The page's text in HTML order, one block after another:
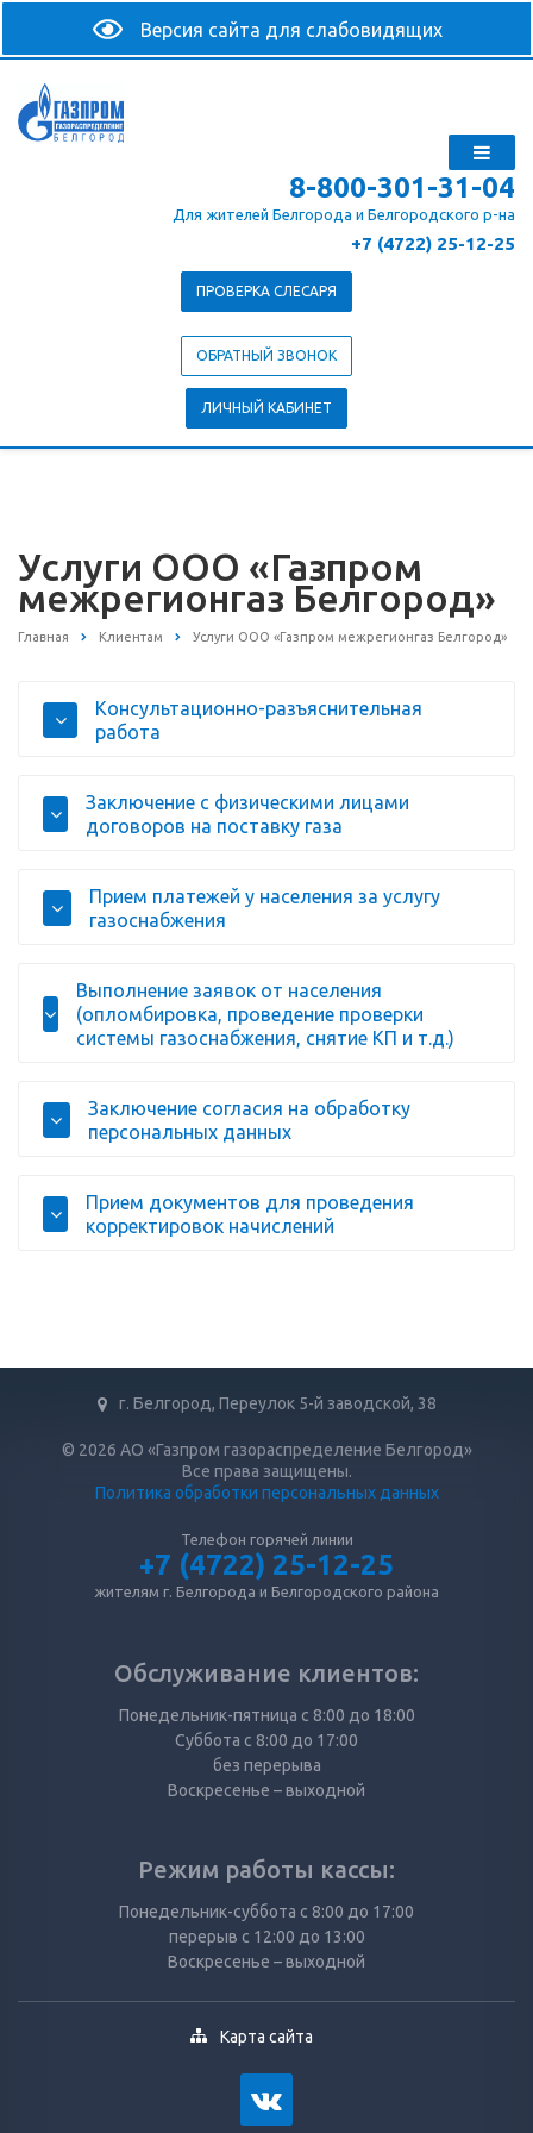
8-800-301-31-04
Для жителей Белгорода и Белгородского р-на
+7 (4722) 25-12-25
ПРОВЕРКА СЛЕСАРЯ
ОБРАТНЫЙ ЗВОНОК
ЛИЧНЫЙ КАБИНЕТ
Услуги ООО «Газпром
межрегионгаз Белгород»
Главная Клиентам Услуги ООО «Газпром межрегионгаз Белгород»
Консультационно-разъяснительная
работа
Заключение с физическими лицами
договоров на поставку газа
Прием платежей у населения за услугу
газоснабжения
Выполнение заявок от населения
(опломбировка, проведение проверки
системы газоснабжения, снятие КП и т.д.)
Заключение согласия на обработку
персональных данных
Прием документов для проведения
корректировок начислений
г. Белгород, Переулок 5-й заводской, 38
© 2026 АО «Газпром газораспределение Белгород»
Все права защищены.
Политика обработки персональных данных
Телефон горячей линии
+7 (4722) 25-12-25
жителям г. Белгорода и Белгородского района
Обслуживание клиентов:
Понедельник-пятница с 8:00 до 18:00
Суббота с 8:00 до 17:00
без перерыва
Воскресенье – выходной
Режим работы кассы:
Понедельник-суббота с 8:00 до 17:00
перерыв с 12:00 до 13:00
Воскресенье – выходной
Карта сайта